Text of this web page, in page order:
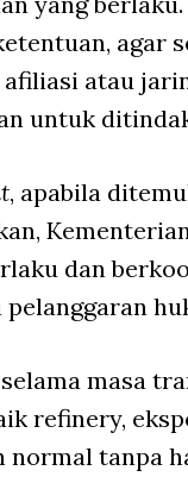
agar
atau
untuk
, apabila
dan
selama masa
refinery,
normal tanpa